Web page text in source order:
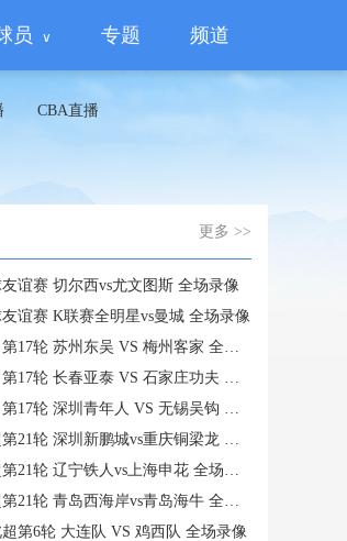
员 专题 频道
CBA直播
更多 >>
谊赛 切尔西vs尤文图斯 全场录像
友谊赛 K联赛全明星vs曼城 全场录像
轮 苏州东吴 VS 梅州客家 全场录像
轮 长春亚泰 VS 石家庄功夫 全场录像
轮 深圳青年人 VS 无锡吴钩 全场录像
轮 深圳新鹏城vs重庆铜梁龙 全场录像
21轮 辽宁铁人vs上海申花 全场录像
轮 青岛西海岸vs青岛海牛 全场录像
超第6轮 大连队 VS 鸡西队 全场录像